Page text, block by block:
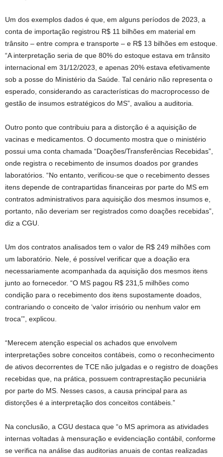
Um dos exemplos dados é que, em alguns períodos de 2023, a
conta de importação registrou R$ 11 bilhões em material em
trânsito – entre compra e transporte – e R$ 13 bilhões em estoque.
“A interpretação seria de que 80% do estoque estava em trânsito
internacional em 31/12/2023, e apenas 20% estava efetivamente
sob a posse do Ministério da Saúde. Tal cenário não representa o
esperado, considerando as características do macroprocesso de
gestão de insumos estratégicos do MS”, avaliou a auditoria.
Outro ponto que contribuiu para a distorção é a aquisição de
vacinas e medicamentos. O documento mostra que o ministério
possui uma conta chamada “Doações/Transferências Recebidas”,
onde registra o recebimento de insumos doados por grandes
laboratórios. “No entanto, verificou-se que o recebimento desses
itens depende de contrapartidas financeiras por parte do MS em
contratos administrativos para aquisição dos mesmos insumos e,
portanto, não deveriam ser registrados como doações recebidas”,
diz a CGU.
Um dos contratos analisados tem o valor de R$ 249 milhões com
um laboratório. Nele, é possível verificar que a doação era
necessariamente acompanhada da aquisição dos mesmos itens
junto ao fornecedor. “O MS pagou R$ 231,5 milhões como
condição para o recebimento dos itens supostamente doados,
contrariando o conceito de ‘valor irrisório ou nenhum valor em
troca’”, explicou.
“Merecem atenção especial os achados que envolvem
interpretações sobre conceitos contábeis, como o reconhecimento
de ativos decorrentes de TCE não julgadas e o registro de doações
recebidas que, na prática, possuem contraprestação pecuniária
por parte do MS. Nesses casos, a causa principal para as
distorções é a interpretação dos conceitos contábeis.”
Na conclusão, a CGU destaca que “o MS aprimora as atividades
internas voltadas à mensuração e evidenciação contábil, conforme
se verifica na análise das auditorias anuais de contas realizadas